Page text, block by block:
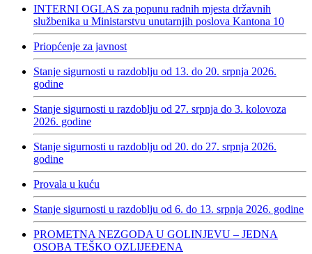
INTERNI OGLAS za popunu radnih mjesta državnih
službenika u Ministarstvu unutarnjih poslova Kantona 10
Priopćenje za javnost
Stanje sigurnosti u razdoblju od 13. do 20. srpnja 2026.
godine
Stanje sigurnosti u razdoblju od 27. srpnja do 3. kolovoza
2026. godine
Stanje sigurnosti u razdoblju od 20. do 27. srpnja 2026.
godine
Provala u kuću
Stanje sigurnosti u razdoblju od 6. do 13. srpnja 2026. godine
PROMETNA NEZGODA U GOLINJEVU – JEDNA
OSOBA TEŠKO OZLIJEĐENA